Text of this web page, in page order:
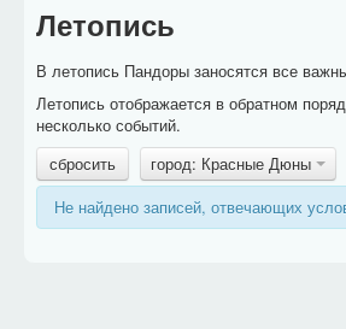
Летопись
В летопись Пандоры заносятся все
Летопись отображается в обратном
несколько событий.
сбросить
город: Красные Дюны
Не найдено записей, отвечающих